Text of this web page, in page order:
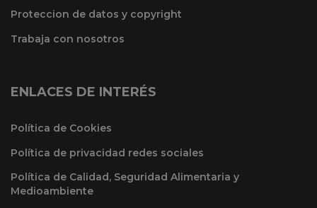
Proteccion de datos y copyright
Trabaja con nosotros
ENLACES DE INTERÉS
Política de Cookies
Política de privacidad redes sociales
Política de Calidad, Seguridad Alimentaria y
Medioambiente